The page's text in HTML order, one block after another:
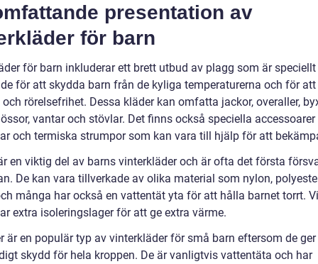
presentation av
för barn
för barn inkluderar ett brett utbud av plagg som är speciellt
för att skydda barn från de kyliga temperaturerna och för att
rörelsefrihet. Dessa kläder kan omfatta jackor, overaller,
vantar och stövlar. Det finns också speciella
och termiska strumpor som kan vara till hjälp för att
en viktig del av barns vinterkläder och är ofta det första
De kan vara tillverkade av olika material som nylon,
många har också en vattentät yta för att hålla barnet torrt.
extra isoleringslager för att ge extra värme.
är en populär typ av vinterkläder för små barn eftersom de ger
skydd för hela kroppen. De är vanligtvis vattentäta och har